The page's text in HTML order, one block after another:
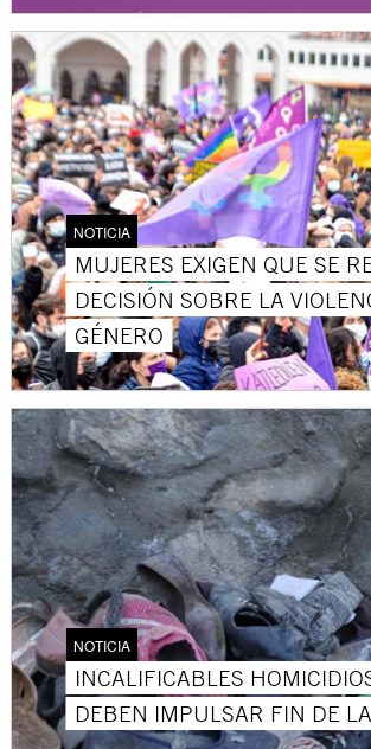
NOTICIA
MUJERES EXIGEN QUE SE
DECISIÓN SOBRE LA
GÉNERO
NOTICIA
INCALIFICABLES
DEBEN IMPULSAR FIN DE